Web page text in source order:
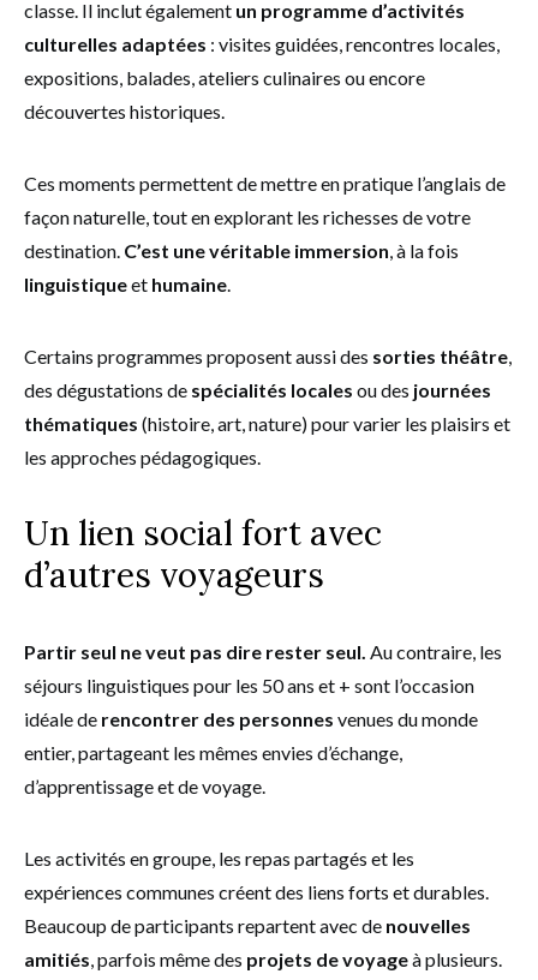
classe. Il inclut également un programme d’activités
culturelles adaptées : visites guidées, rencontres locales,
expositions, balades, ateliers culinaires ou encore
découvertes historiques.
Ces moments permettent de mettre en pratique l’anglais de
façon naturelle, tout en explorant les richesses de votre
destination. C’est une véritable immersion , à la fois
linguistiqueet humaine
Certains programmes proposent aussi des sorties théâtre
des dégustations de spécialités locales ou des journées
thématiques (histoire, art, nature) pour varier les plaisirs et
les approches pédagogiques.
Un lien social fort avec
d’autres voyageurs
Partir seul ne veut pas dire rester seul. Au contraire, les
séjours linguistiques pour les 50 ans et + sont l’occasion
idéale de rencontrer des personnes venues du monde
entier, partageant les mêmes envies d’échange,
d’apprentissage et de voyage.
Les activités en groupe, les repas partagés et les
expériences communes créent des liens forts et durables.
Beaucoup de participants repartent avec de nouvelles
amitiés , parfois même des projets de voyageà plusieurs.